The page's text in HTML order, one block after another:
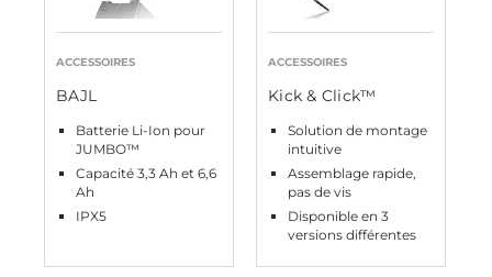
ACCESSOIRES
BAJL
Batterie Li-Ion pour
JUMBO™
Capacité 3,3 Ah et 6,6
Ah
IPX5
ACCESSOIRES
Kick & Click™
Solution de montage
intuitive
Assemblage rapide,
pas de vis
Disponible en 3
versions différentes